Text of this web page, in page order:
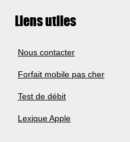
Liens utiles
Nous contacter
Forfait mobile pas cher
Test de débit
Lexique Apple